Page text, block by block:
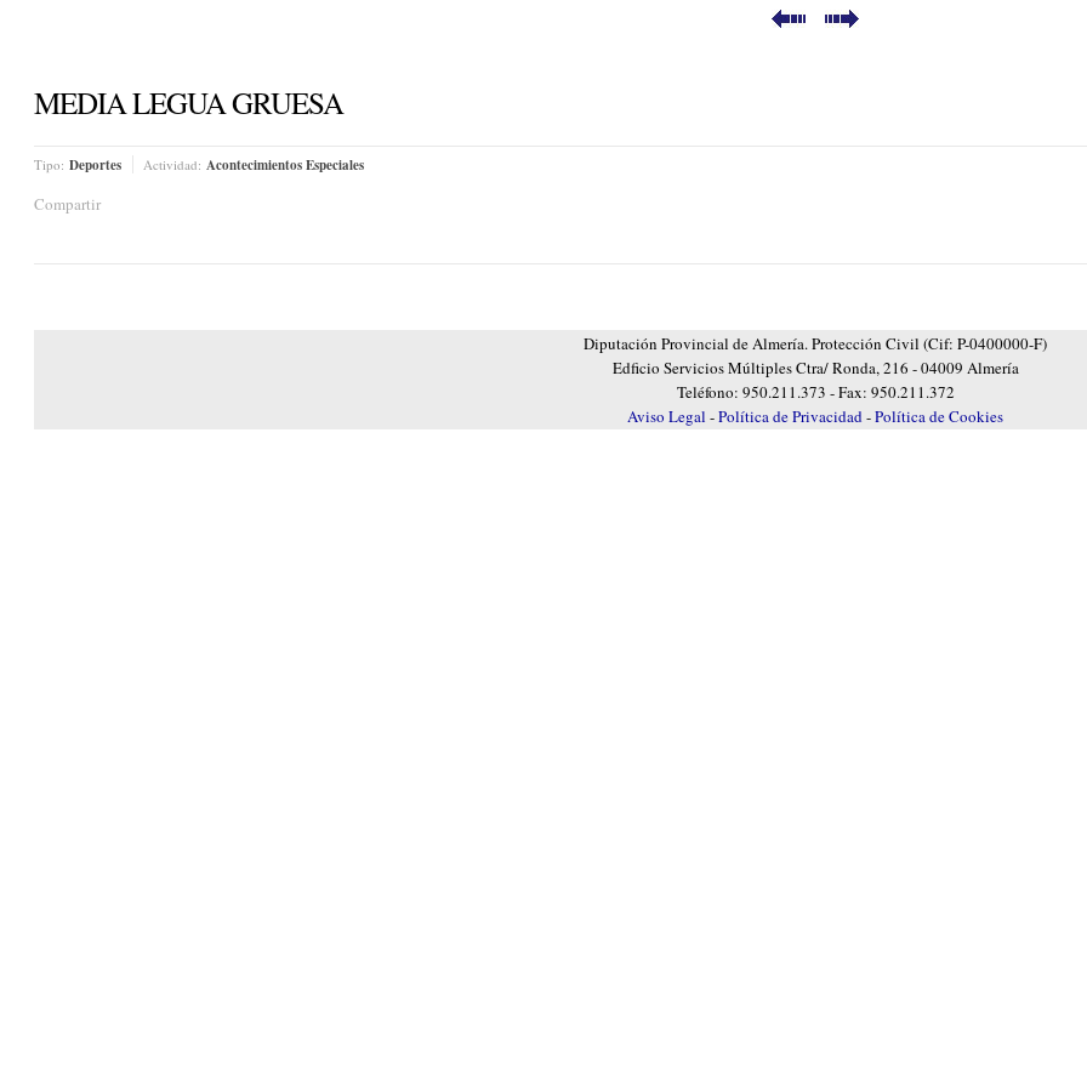
MEDIA LEGUA GRUESA
Tipo: Deportes Actividad: Acontecimientos Especiales
Compartir
Diputación Provincial de Almería. Protección Civil (Cif: P-0400000-F)
Edficio Servicios Múltiples Ctra/ Ronda, 216 - 04009 Almería
Teléfono: 950.211.373 - Fax: 950.211.372
Aviso Legal -Política de Privacidad-Política de Cookies